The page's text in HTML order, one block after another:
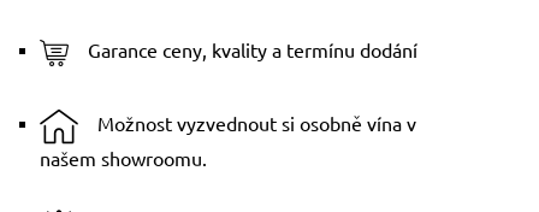
Garance ceny, kvality a termínu dodání
Možnost vyzvednout si osobně vína v
našem showroomu